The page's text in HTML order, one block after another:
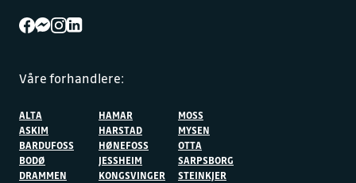
Våre forhandlere:
ALTA
ASKIM
BARDUFOSS
BODØ
DRAMMEN
HAMAR
HARSTAD
HØNEFOSS
JESSHEIM
KONGSVINGER
MOSS
MYSEN
OTTA
SARPSBORG
STEINKJER